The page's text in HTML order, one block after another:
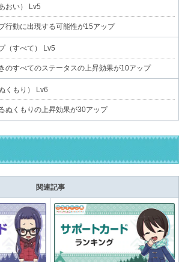
おい） Lv5
行動に出現する可能性が15アップ
（すべて） Lv5
のすべてのステータスの上昇効果が10アップ
くもり） Lv6
ぬくもりの上昇効果が30アップ
関連記事